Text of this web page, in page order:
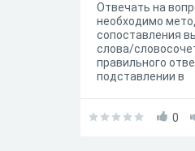
Отвечать на
необходимо
сопоставления
слова/
правильного
подставлении в
один (или
0